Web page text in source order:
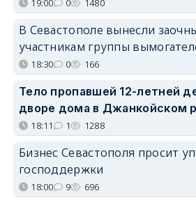
19:00 0 1480
В Севастополе вынесли
участникам группы
18:30 0 166
Тело пропавшей 12-летней
дворе дома в Джанкойском
18:11 1 1288
Бизнес Севастополя просит
господдержки
18:00 9 696